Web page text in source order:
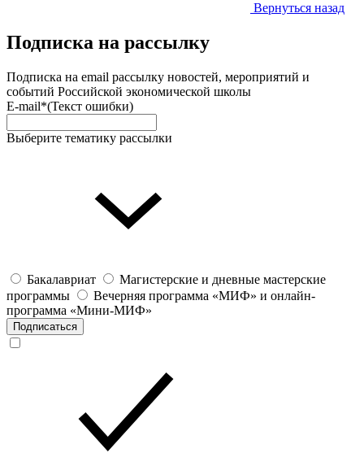
Вернуться назад
Подписка на рассылку
Подписка на email рассылку новостей, мероприятий и
событий Российской экономической школы
E-mail*(Текст ошибки)
Выберите тематику рассылки
Бакалавриат
Магистерские и дневные мастерские
программы
Вечерняя программа «МИФ» и онлайн-
программа «Мини-МИФ»
Подписаться